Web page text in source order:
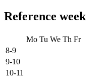
Reference week
Mo Tu We Th Fr
8-9
9-10
10-11